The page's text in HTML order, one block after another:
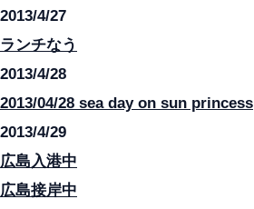
2013/4/27
ランチなう
2013/4/28
2013/04/28 sea day on sun princess
2013/4/29
広島入港中
広島接岸中